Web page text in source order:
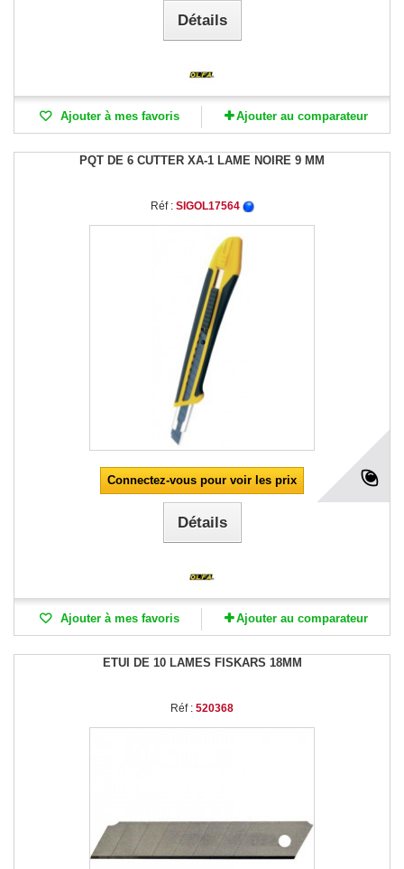
Détails
Ajouter à mes favoris Ajouter au comparateur
PQT DE 6 CUTTER XA-1 LAME NOIRE 9 MM
Réf : SIGOL17564
Connectez-vous pour voir les prix
Détails
Ajouter à mes favoris Ajouter au comparateur
ETUI DE 10 LAMES FISKARS 18MM
Réf : 520368